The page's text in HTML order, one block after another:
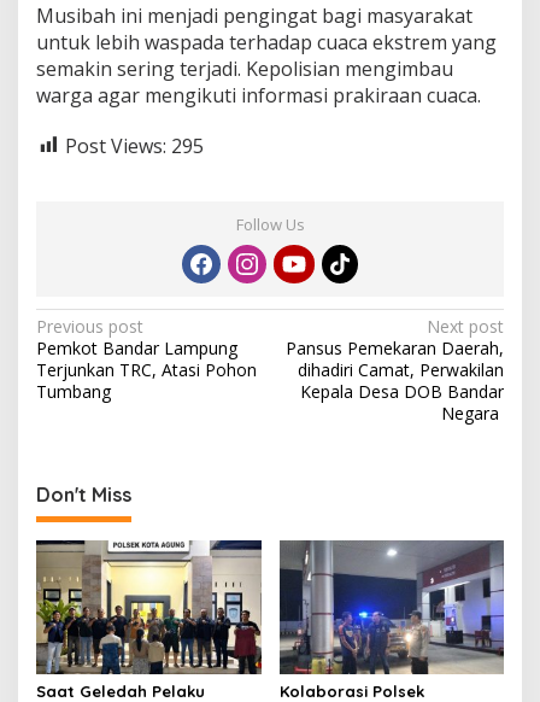
Musibah ini menjadi pengingat bagi masyarakat
untuk lebih waspada terhadap cuaca ekstrem yang
semakin sering terjadi. Kepolisian mengimbau
warga agar mengikuti informasi prakiraan cuaca.
Post Views: 295
Follow Us
P
o
s
a
v
i
g
a
t
Previous post
Pemkot Bandar Lampung
Terjunkan TRC, Atasi Pohon
Tumbang
Next post
Pansus Pemekaran Daerah,
dihadiri Camat, Perwakilan
Kepala Desa DOB Bandar
Negara
Don't Miss
Saat Geledah Pelaku Kolaborasi Polsek